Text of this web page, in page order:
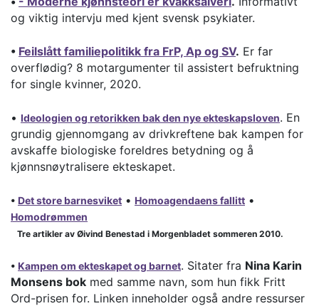
og viktig intervju med kjent svensk psykiater.
• Feilslått familiepolitikk fra FrP, Ap og SV. Er far
overflødig? 8 motargumenter til assistert befruktning
for single kvinner, 2020.
• Ideologien og retorikken bak den nye ekteskapsloven. En
grundig gjennomgang av drivkreftene bak kampen for
avskaffe biologiske foreldres betydning og å
kjønnsnøytralisere ekteskapet.
• Det store barnesviket • Homoagendaens fallitt •
Homodrømmen
Tre artikler av Øivind Benestad i Morgenbladet sommeren 2010.
• Kampen om ekteskapet og barnet. Sitater fra Nina Karin
Monsens bok med samme navn, som hun fikk Fritt
Ord-prisen for. Linken inneholder også andre ressurser